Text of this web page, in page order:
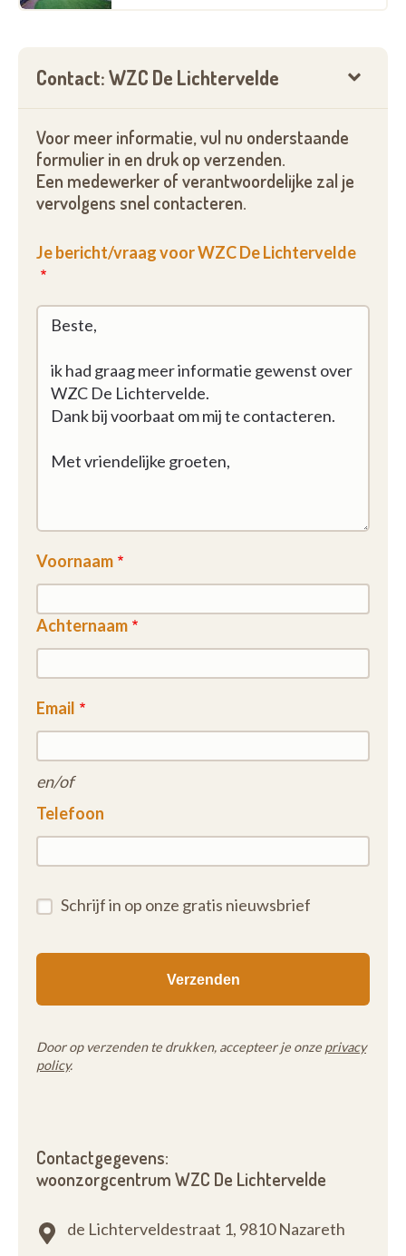
Contact: WZC De Lichtervelde
Voor meer informatie, vul nu onderstaande
formulier in en druk op verzenden.
Een medewerker of verantwoordelijke zal je
vervolgens snel contacteren.
Je bericht/vraag voor WZC De Lichtervelde
Voornaam
Achternaam
Email
en/of
Telefoon
Schrijf in op onze gratis nieuwsbrief
Door op verzenden te drukken, accepteer je onze privacy
policy.
Contactgegevens:
woonzorgcentrum WZC De Lichtervelde
de Lichterveldestraat 1, 9810 Nazareth